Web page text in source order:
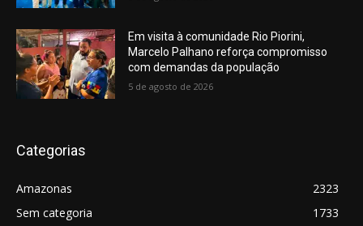
Em visita à comunidade Rio Piorini,
Marcelo Palhano reforça compromisso
com demandas da população
5 de agosto de 2026
Categorias
Amazonas
2323
Sem categoria
1733